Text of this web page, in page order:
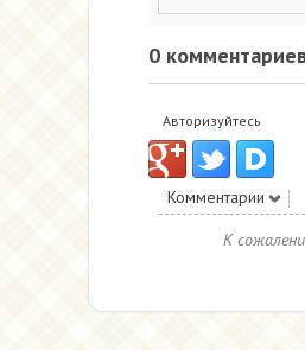
0
Авторизуйтесь
Комментарии
К